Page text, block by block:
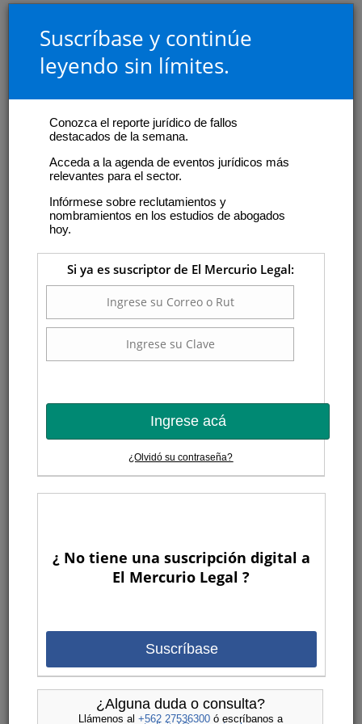
Suscríbase y continúe
leyendo sin límites.
Conozca el reporte jurídico de fallos
destacados de la semana.
Acceda a la agenda de eventos jurídicos más
relevantes para el sector.
Infórmese sobre reclutamientos y
nombramientos en los estudios de abogados
hoy.
Si ya es suscriptor de El Mercurio Legal:
Ingrese acá
¿Olvidó su contraseña?
¿ No tiene una suscripción digital a
El Mercurio Legal ?
Suscríbase
¿Alguna duda o consulta?
Llámenos al +562 27536300ó escríbanos a